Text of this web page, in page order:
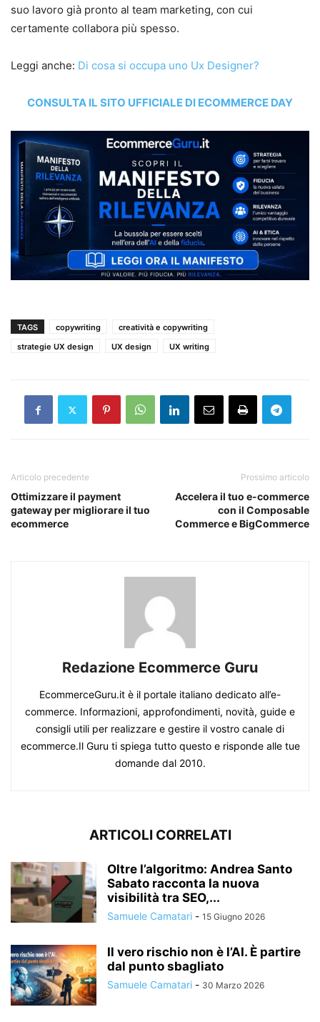
suo lavoro già pronto al team marketing, con cui
certamente collabora più spesso.
Leggi anche: Di cosa si occupa uno Ux Designer?
CONSULTA IL SITO UFFICIALE DI ECOMMERCE DAY
TAGS copywriting
creatività e copywriting
strategie UX design
UX design UX writing
Articolo precedente
Ottimizzare il payment
gateway per migliorare il tuo
ecommerce
Prossimo articolo
Accelera il tuo e-commerce
con il Composable
Commerce e BigCommerce
Redazione Ecommerce Guru
EcommerceGuru.it è il portale italiano dedicato all’e-
commerce. Informazioni, approfondimenti, novità, guide e
consigli utili per realizzare e gestire il vostro canale di
ecommerce.Il Guru ti spiega tutto questo e risponde alle tue
domande dal 2010.
ARTICOLI CORRELATI
Oltre l’algoritmo: Andrea Santo
Sabato racconta la nuova
visibilità tra SEO,...
Samuele Camatari - 15 Giugno 2026
Il vero rischio non è l’AI. È partire
dal punto sbagliato
Samuele Camatari - 30 Marzo 2026